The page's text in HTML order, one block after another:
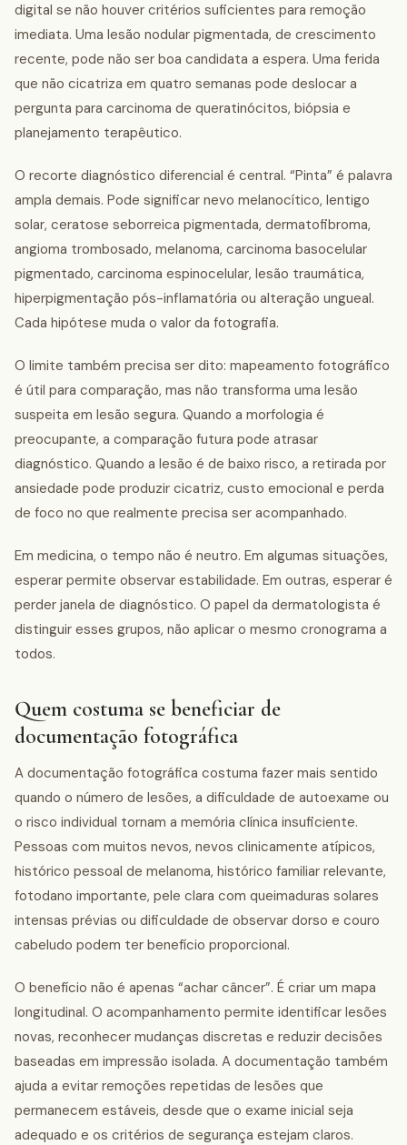
digital se não houver critérios suficientes para remoção
imediata. Uma lesão nodular pigmentada, de crescimento
recente, pode não ser boa candidata a espera. Uma ferida
que não cicatriza em quatro semanas pode deslocar a
pergunta para carcinoma de queratinócitos, biópsia e
planejamento terapêutico.
O recorte diagnóstico diferencial é central. “Pinta” é palavra
ampla demais. Pode significar nevo melanocítico, lentigo
solar, ceratose seborreica pigmentada, dermatofibroma,
angioma trombosado, melanoma, carcinoma basocelular
pigmentado, carcinoma espinocelular, lesão traumática,
hiperpigmentação pós-inflamatória ou alteração ungueal.
Cada hipótese muda o valor da fotografia.
O limite também precisa ser dito: mapeamento fotográfico
é útil para comparação, mas não transforma uma lesão
suspeita em lesão segura. Quando a morfologia é
preocupante, a comparação futura pode atrasar
diagnóstico. Quando a lesão é de baixo risco, a retirada por
ansiedade pode produzir cicatriz, custo emocional e perda
de foco no que realmente precisa ser acompanhado.
Em medicina, o tempo não é neutro. Em algumas situações,
esperar permite observar estabilidade. Em outras, esperar é
perder janela de diagnóstico. O papel da dermatologista é
distinguir esses grupos, não aplicar o mesmo cronograma a
todos.
Quem costuma se beneficiar de
documentação fotográfica
A documentação fotográfica costuma fazer mais sentido
quando o número de lesões, a dificuldade de autoexame ou
o risco individual tornam a memória clínica insuficiente.
Pessoas com muitos nevos, nevos clinicamente atípicos,
histórico pessoal de melanoma, histórico familiar relevante,
fotodano importante, pele clara com queimaduras solares
intensas prévias ou dificuldade de observar dorso e couro
cabeludo podem ter benefício proporcional.
O benefício não é apenas “achar câncer”. É criar um mapa
longitudinal. O acompanhamento permite identificar lesões
novas, reconhecer mudanças discretas e reduzir decisões
baseadas em impressão isolada. A documentação também
ajuda a evitar remoções repetidas de lesões que
permanecem estáveis, desde que o exame inicial seja
adequado e os critérios de segurança estejam claros.